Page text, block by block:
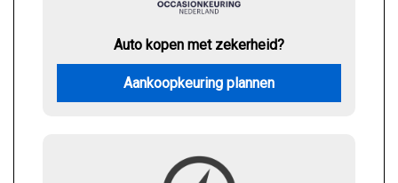
Auto kopen met zekerheid?
Aankoopkeuring plannen